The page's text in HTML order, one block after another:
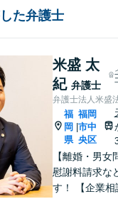
た弁護士
米盛 太
紀 弁護士
弁護士法人米盛
福
岡
県
|
福岡
市中
央区
【離婚・男
慰謝料請求な
す！ 【企業相